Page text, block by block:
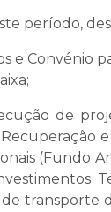
período,
e Convénio
de
(Fundo
transporte